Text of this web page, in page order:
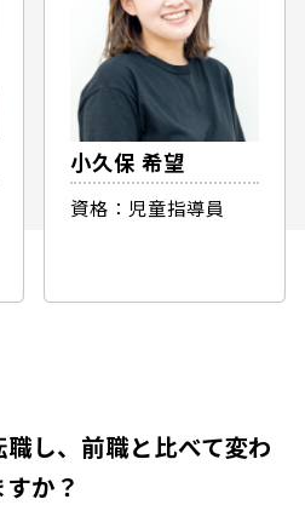
小久保 希望
資格：児童指導員
し、 前職と比べて変わ
か？